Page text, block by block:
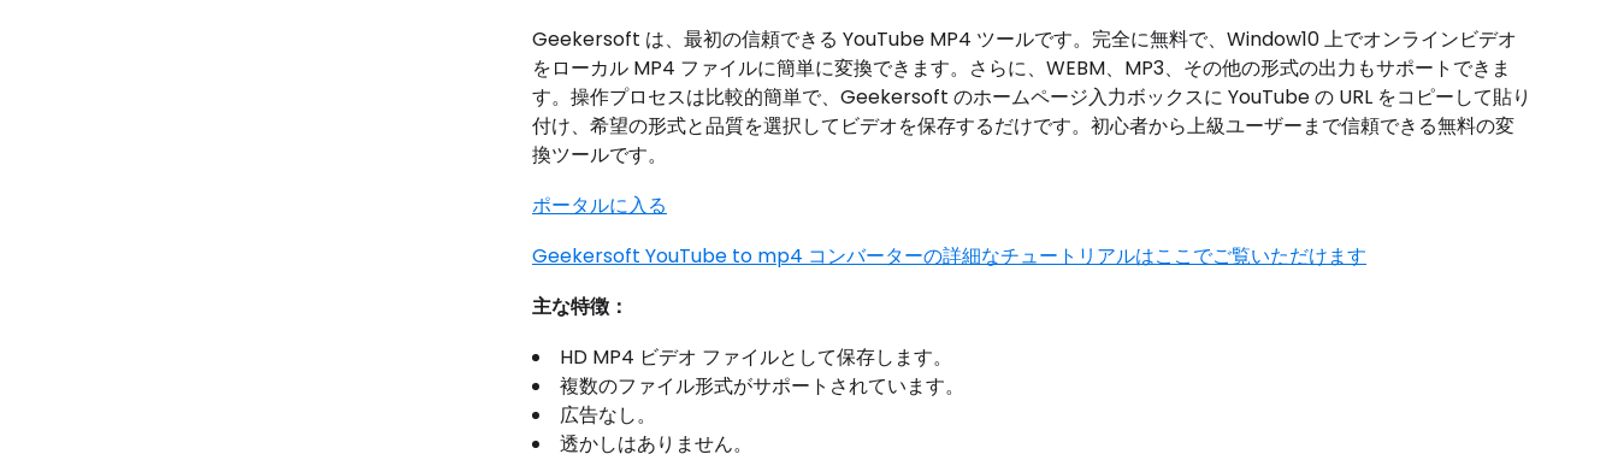
Geekersoft は、最初の信頼できる YouTube MP4 ツールです。完全に無料で、Window10 上でオンラインビデオ
をローカル MP4 ファイルに簡単に変換できます。さらに、WEBM、MP3、その他の形式の出力もサポートできま
す。操作プロセスは比較的簡単で、Geekersoft のホームページ入力ボックスに YouTube の URL をコピーして貼り
付け、希望の形式と品質を選択してビデオを保存するだけです。初心者から上級ユーザーまで信頼できる無料の変
換ツールです。
ポータルに入る
Geekersoft YouTube to mp4 コンバーターの詳細なチュートリアルはここでご覧いただけます
主な特徴：
HD MP4 ビデオ ファイルとして保存します。
複数のファイル形式がサポートされています。
広告なし。
透かしはありません。